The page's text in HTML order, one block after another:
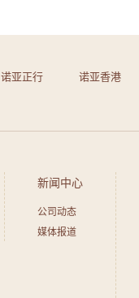
诺亚正行 诺亚香港
新闻中心
公司动态
媒体报道